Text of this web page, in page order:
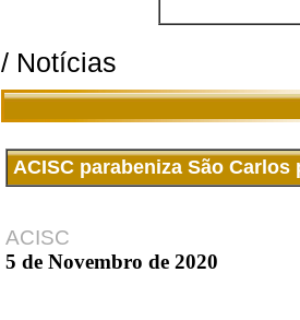
/ Notícias
ACISC parabeniza São Carlos
ACISC
5 de Novembro de 2020